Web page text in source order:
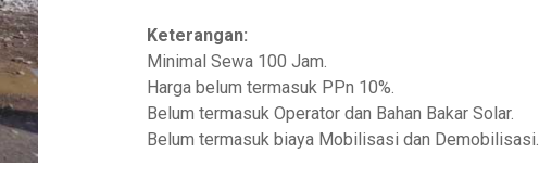
Keterangan:
Minimal Sewa 100 Jam.
Harga belum termasuk PPn 10%.
Belum termasuk Operator dan Bahan Bakar Solar.
Belum termasuk biaya Mobilisasi dan Demobilisasi.